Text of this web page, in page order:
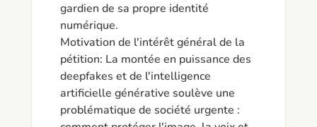
gardien de sa propre identité
numérique.
Motivation de l'intérêt général de la
pétition: La montée en puissance des
deepfakes et de l'intelligence
artificielle générative soulève une
problématique de société urgente :